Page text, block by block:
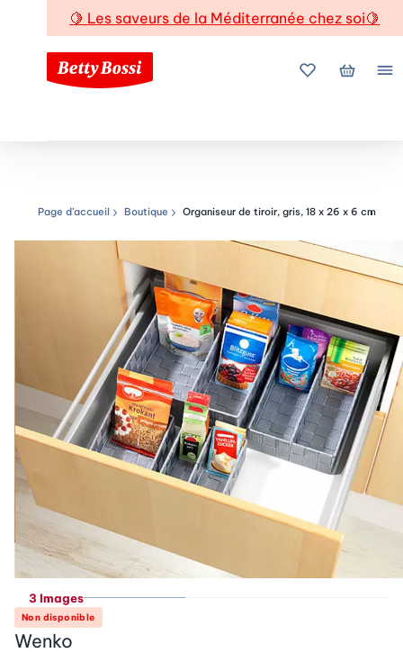
🍋 Les saveurs de la Méditerranée chez soi🍋
Mes favoris
Mon
Chemin de navigation
Page d’accueil Boutique Organiseur de tiroir, gris, 18 x 26 x 6 cm
3 Images
Non disponible
Wenko